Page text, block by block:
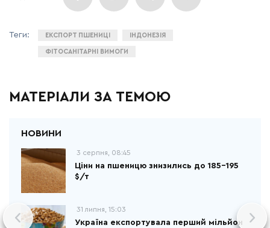
ЕКСПОРТ ПШЕНИЦІ ІНДОНЕЗІЯ
ФІТОСАНІТАРНІ ВИМОГИ
МАТЕРІАЛИ ЗА ТЕМОЮ
3 серпня, 08:45
Ціни на пшеницю знизились до 185-195
$/т
31 липня, 15:03
Україна експортувала перший мільйон